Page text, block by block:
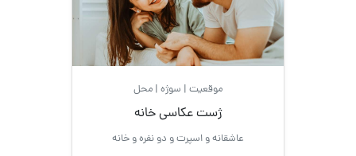
موقعیت | سوژه | محل
ژست عکاسی خانه
عاشقانه و اسپرت و دو نفره و خانه